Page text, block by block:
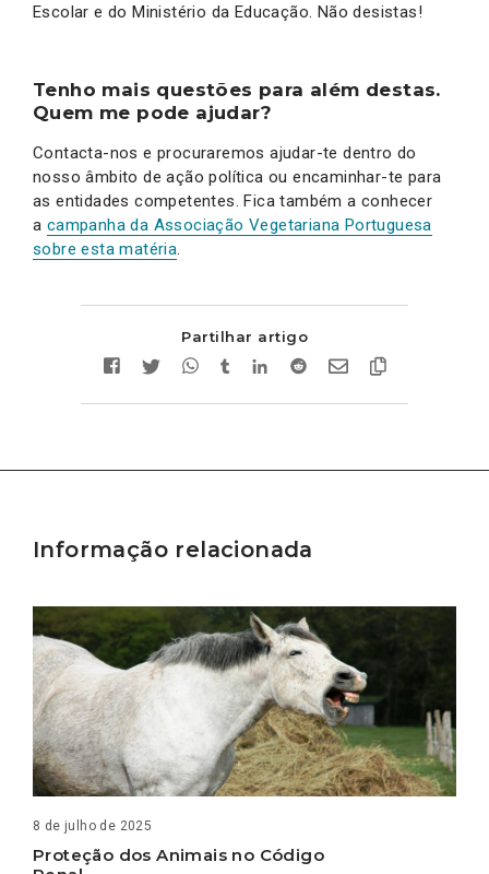
Escolar e do Ministério da Educação. Não desistas!
Tenho mais questões para além destas.
Quem me pode ajudar?
Contacta-nos e procuraremos ajudar-te dentro do
nosso âmbito de ação política ou encaminhar-te para
as entidades competentes. Fica também a conhecer
a campanha da Associação Vegetariana Portuguesa
sobre esta matéria.
Partilhar artigo
Informação relacionada
8 de julho de 2025
Proteção dos Animais no Código